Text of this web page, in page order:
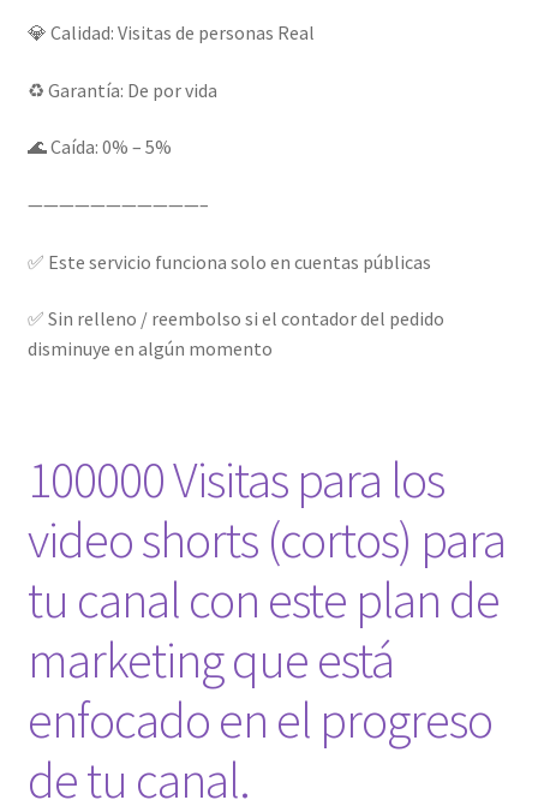
💎 Calidad: Visitas de personas Real
♻️ Garantía: De por vida
🌊 Caída: 0% – 5%
———————————–
✅ Este servicio funciona solo en cuentas públicas
✅ Sin relleno / reembolso si el contador del pedido
disminuye en algún momento
100000 Visitas para los
video shorts (cortos) para
tu canal con este plan de
marketing que está
enfocado en el progreso
de tu canal.